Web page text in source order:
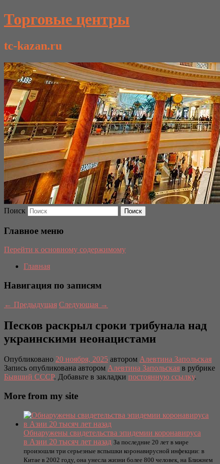
Торговые центры
tc-kazan.ru
Поиск
Главное меню
Перейти к основному содержимому
Главная
Навигация по записям
← Предыдущая Следующая →
Песков раскрыл сроки трибунала над
украинскими неонацистами
Опубликовано 20 ноября, 2025 автором Алевтина Запольская
Запись опубликована автором Алевтина Запольская в рубрике
Бывший СССР. Добавьте в закладки постоянную ссылку.
More from my site
Обнаружены свидетельства эпидемии коронавируса
в Азии 20 тысяч лет назад За последние 20 лет в мире
произошли три серьезные вспышки коронавирусной инфекции: в
Китае в 2002 году, она унесла жизни более 800 человек, на Ближнем